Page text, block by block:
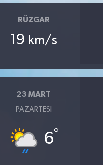
RÜZGAR
19 km/s
23 MART
PAZARTESI
6°